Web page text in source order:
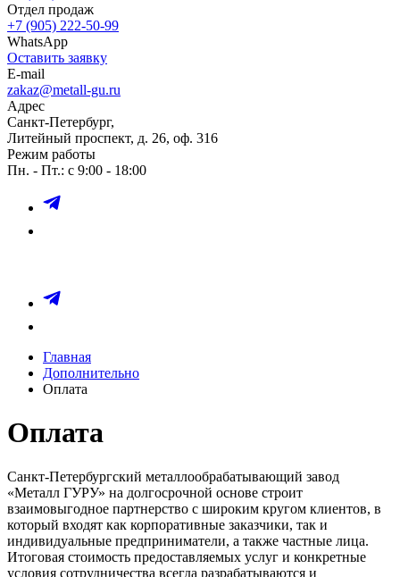
Отдел продаж
+7 (905) 222-50-99
WhatsApp
Оставить заявку
E-mail
zakaz@metall-gu.ru
Адрес
Санкт-Петербург,
Литейный проспект, д. 26, оф. 316
Режим работы
Пн. - Пт.: с 9:00 - 18:00
Главная
Дополнительно
Оплата
Оплата
Санкт-Петербургский металлообрабатывающий завод
«Металл ГУРУ» на долгосрочной основе строит
взаимовыгодное партнерство с широким кругом клиентов, в
который входят как корпоративные заказчики, так и
индивидуальные предприниматели, а также частные лица.
Итоговая стоимость предоставляемых услуг и конкретные
условия сотрудничества всегда разрабатываются и